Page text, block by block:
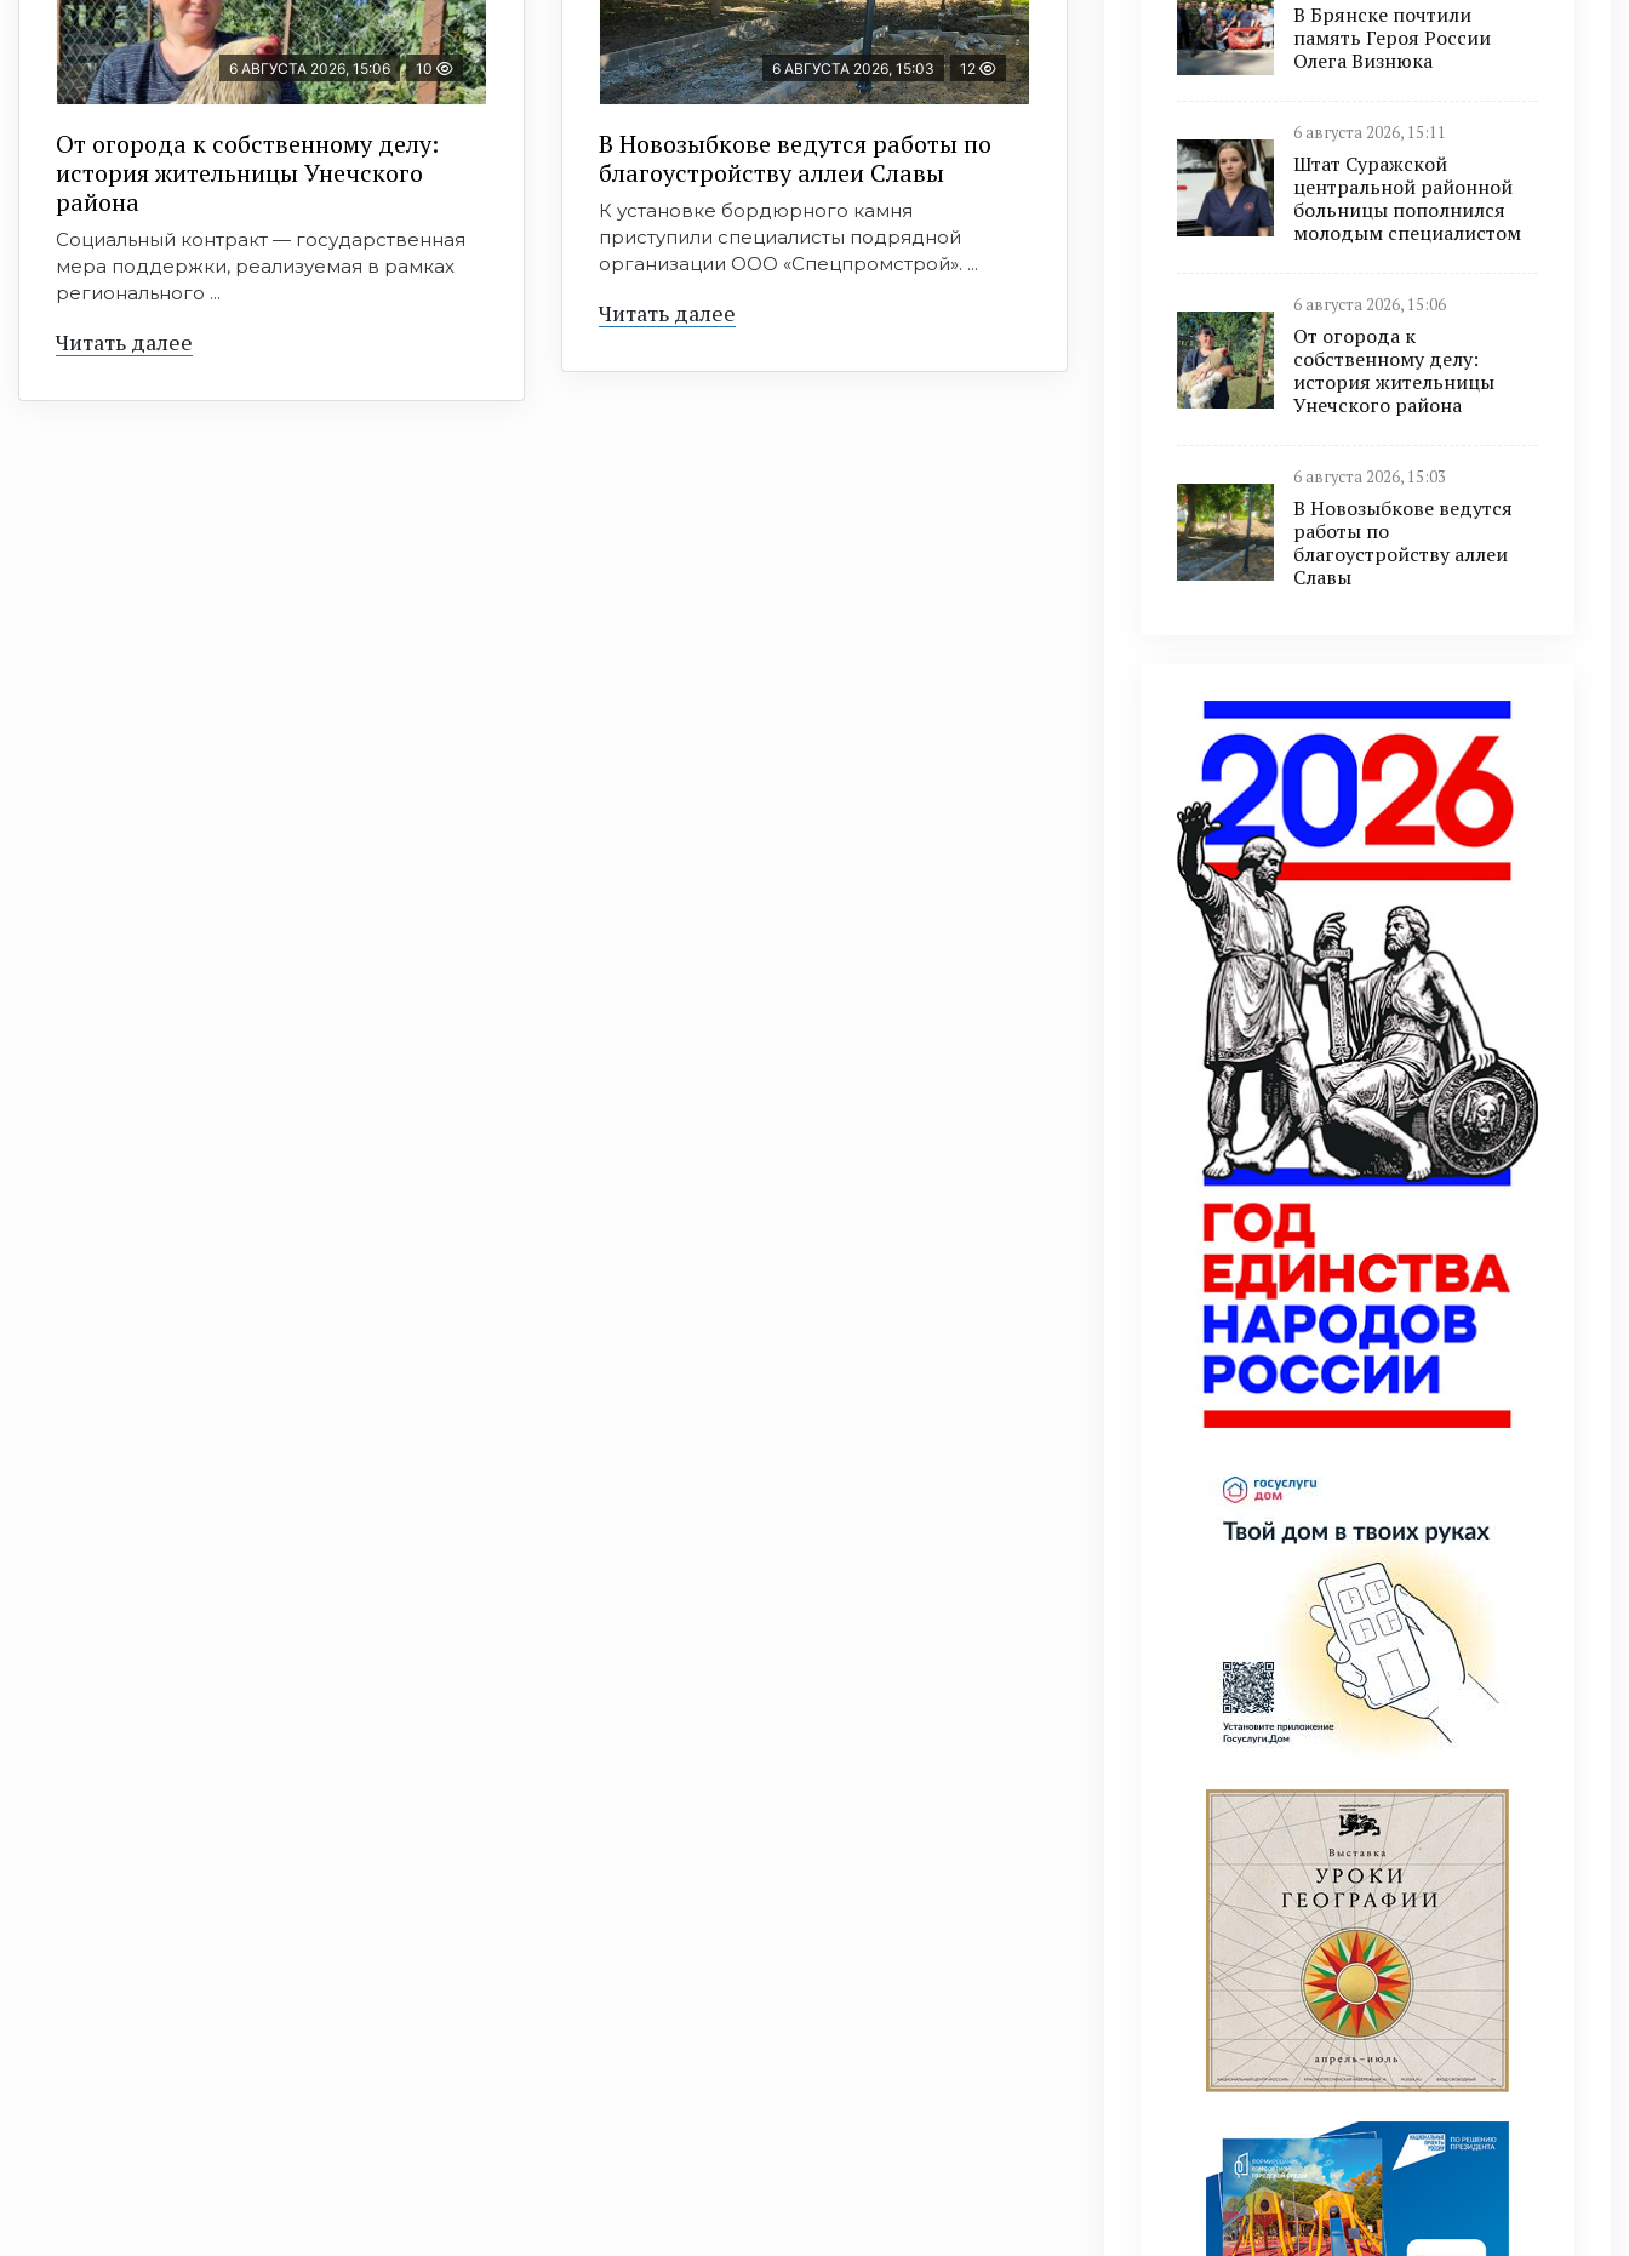
6 АВГУСТА 2026, 15:06 10
От огорода к собственному делу:
история жительницы Унечского
района
Социальный контракт — государственная
мера поддержки, реализуемая в рамках
регионального ...
Читать далее
6 АВГУСТА 2026, 15:03 12
В Новозыбкове ведутся работы по
благоустройству аллеи Славы
К установке бордюрного камня
приступили специалисты подрядной
организации ООО «Спецпромстрой». ...
Читать далее
В Брянске почтили
память Героя России
Олега Визнюка
6 августа 2026, 15:11
Штат Суражской
центральной районной
больницы пополнился
молодым специалистом
6 августа 2026, 15:06
От огорода к
собственному делу:
история жительницы
Унечского района
6 августа 2026, 15:03
В Новозыбкове ведутся
работы по
благоустройству аллеи
Славы